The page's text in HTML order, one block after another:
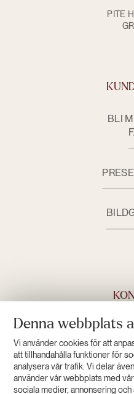
BLI
PITE
+46
Denna webbplats
Vi använder cookies för att
att tillhandahålla funktioner för
analysera vår trafik. Vi delar
använder vår webbplats med
sociala medier, annonsering och